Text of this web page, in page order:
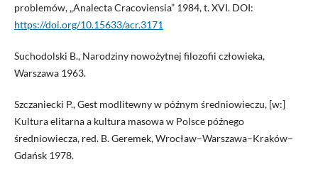
problemów, „Analecta Cracoviensia” 1984, t. XVI. DOI:
https://doi.org/10.15633/acr.3171
Suchodolski B., Narodziny nowożytnej filozofii człowieka,
Warszawa 1963.
Szczaniecki P., Gest modlitewny w późnym średniowieczu, [w:]
Kultura elitarna a kultura masowa w Polsce późnego
średniowiecza, red. B. Geremek, Wrocław–Warszawa–Kraków–
Gdańsk 1978.